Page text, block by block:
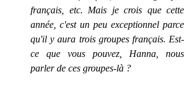
français, etc. Mais je crois que cette
année, c'est un peu exceptionnel parce
qu'il y aura trois groupes français. Est-
ce que vous pouvez, Hanna, nous
parler de ces groupes-là ?